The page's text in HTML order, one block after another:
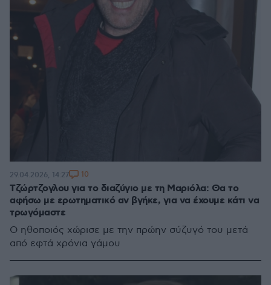
Τζώρτζογλου για το διαζύγιο με τη Μαριόλα: Θα το
αφήσω με ερωτηματικό αν βγήκε, για να έχουμε κάτι να
τρωγόμαστε
Ο ηθοποιός χώρισε με την πρώην σύζυγό του μετά
από εφτά χρόνια γάμου
29.04.2026, 14:27 10